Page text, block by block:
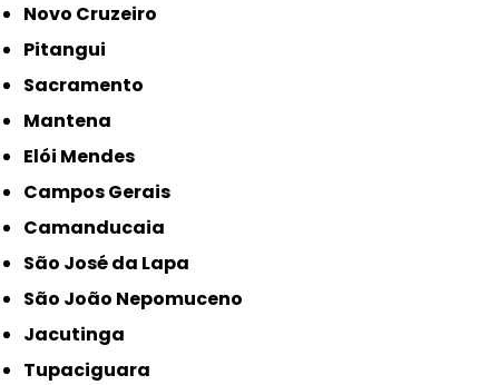
Novo Cruzeiro
Pitangui
Sacramento
Mantena
Elói Mendes
Campos Gerais
Camanducaia
São José da Lapa
São João Nepomuceno
Jacutinga
Tupaciguara